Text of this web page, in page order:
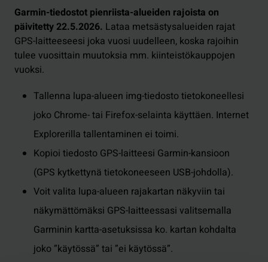
Garmin-tiedostot pienriista-alueiden rajoista on
päivitetty 22.5.2026. Lataa metsästysalueiden rajat
GPS-laitteeseesi joka vuosi uudelleen, koska rajoihin
tulee vuosittain muutoksia mm. kiinteistökauppojen
vuoksi.
Tallenna lupa-alueen img-tiedosto tietokoneellesi
joko Chrome- tai Firefox-selainta käyttäen. Internet
Explorerilla tallentaminen ei toimi.
Kopioi tiedosto GPS-laitteesi Garmin-kansioon
(GPS kytkettynä tietokoneeseen USB-johdolla).
Voit valita lupa-alueen rajakartan näkyviin tai
näkymättömäksi GPS-laitteessasi valitsemalla
Garminin kartta-asetuksissa ko. kartan kohdalta
joko ”käytössä” tai ”ei käytössä”.